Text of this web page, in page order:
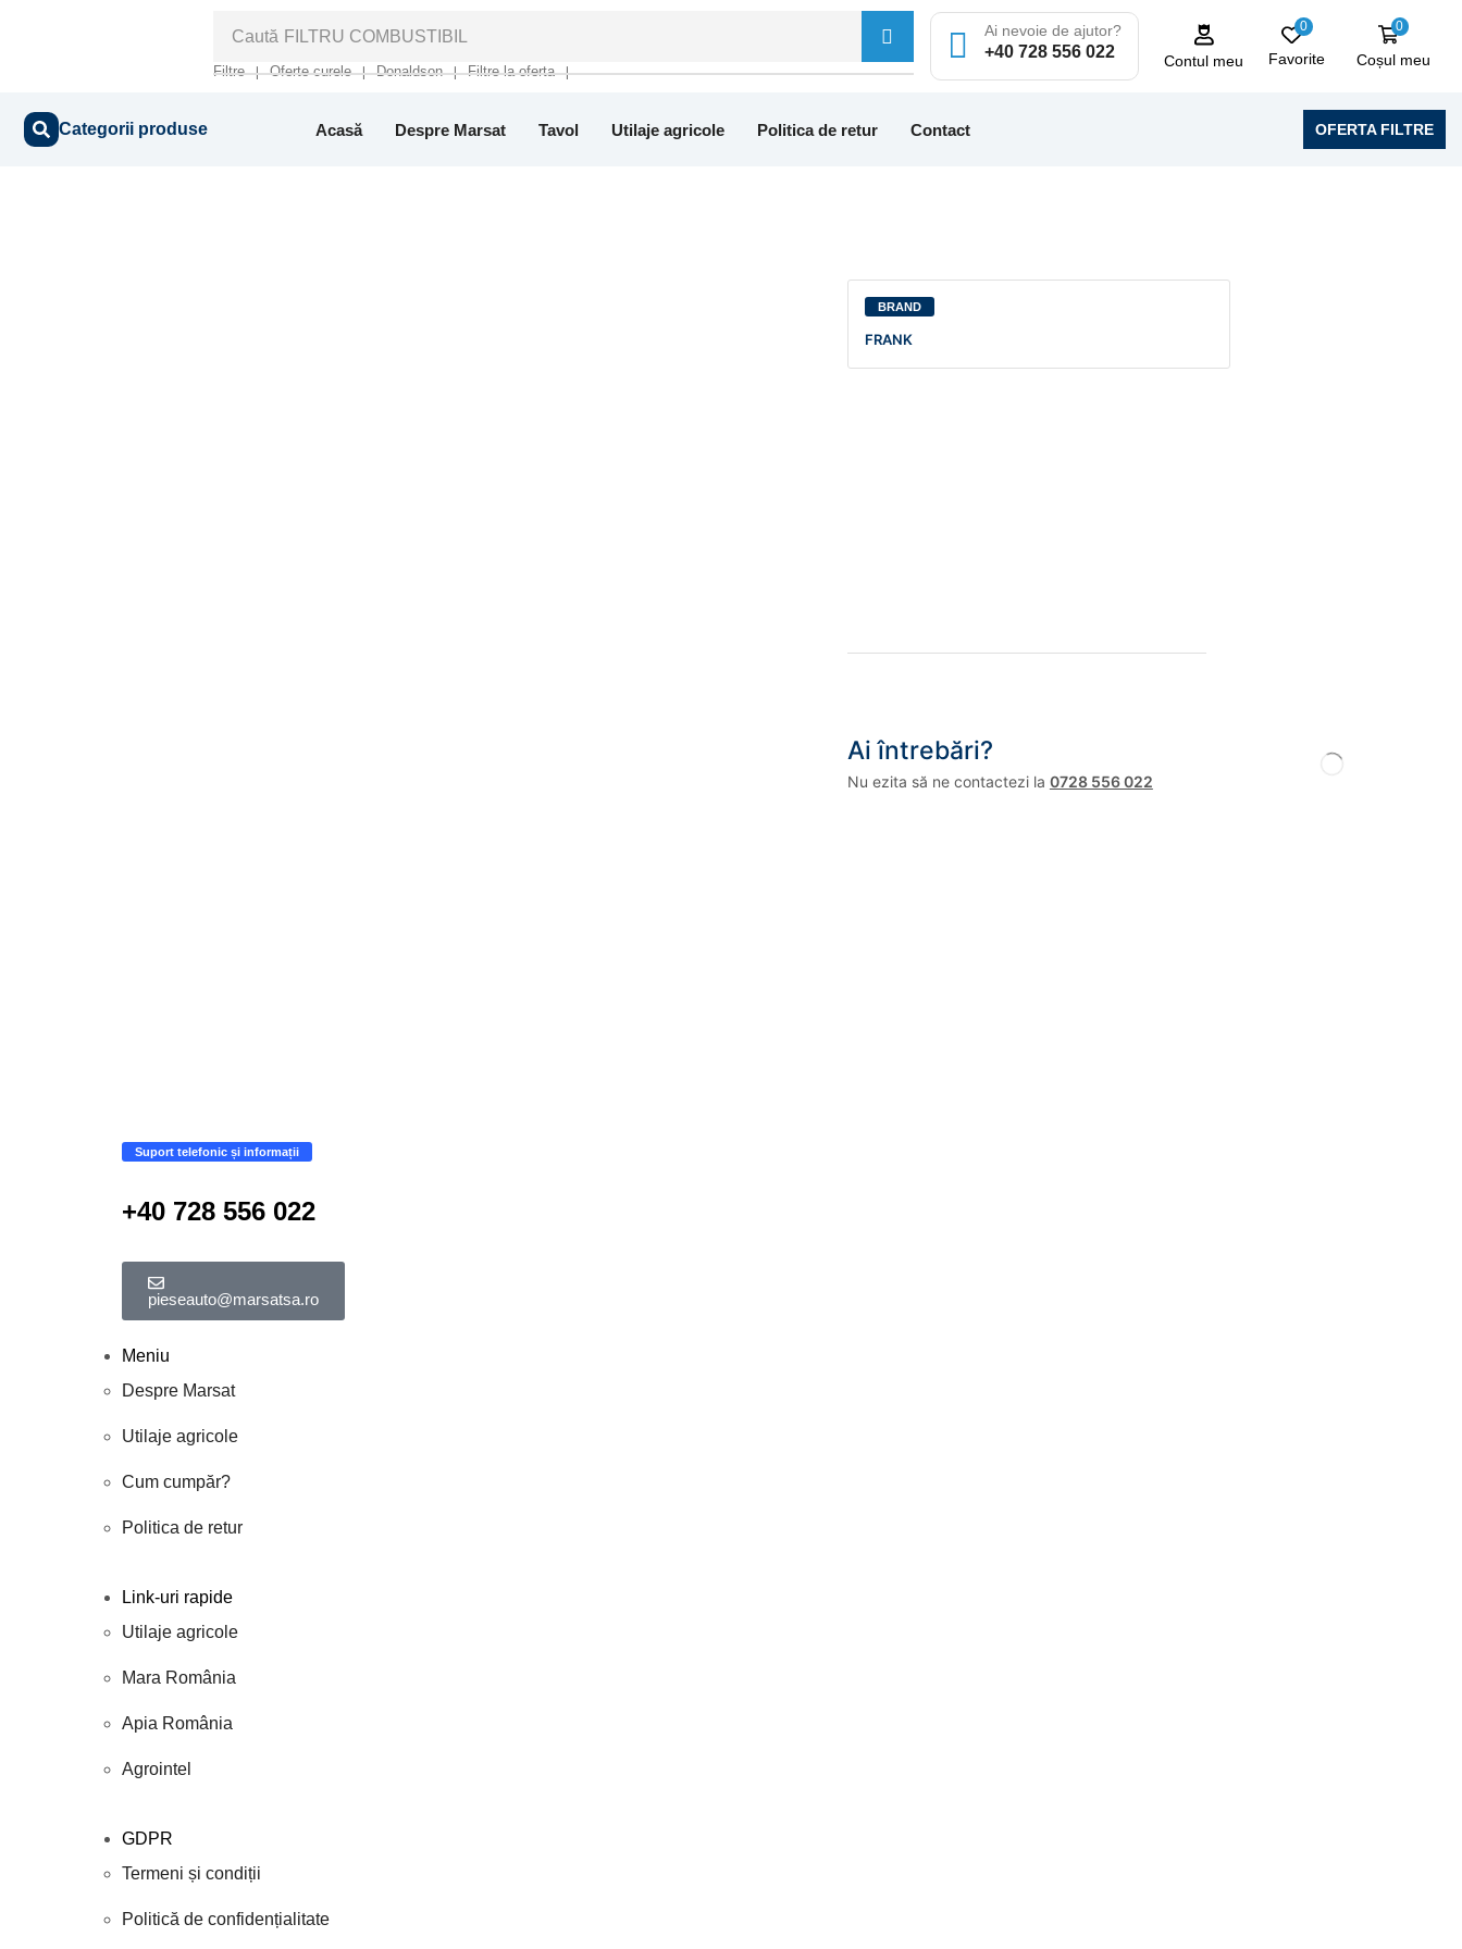
Caută FILTRU COMBUSTIBIL
Filtre ❘ Oferte curele ❘ Donaldson ❘ Filtre la oferta ❘
Ai nevoie de ajutor?
+40 728 556 022
Contul meu
0
Favorite
0
Coșul meu
Categorii produse Acasă Despre Marsat Tavol Utilaje agricole Politica de retur Contact OFERTA FILTRE
BRAND
FRANK
Ai întrebări?
Nu ezita să ne contactezi la 0728 556 022
Suport telefonic și informații
+40 728 556 022
pieseauto@marsatsa.ro
Meniu
Despre Marsat
Utilaje agricole
Cum cumpăr?
Politica de retur
Link-uri rapide
Utilaje agricole
Mara România
Apia România
Agrointel
GDPR
Termeni și condiții
Politică de confidențialitate